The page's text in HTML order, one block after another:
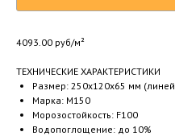
4093.00 руб/м²
ТЕХНИЧЕСКИЕ ХАРАКТЕРИСТИКИ
Размер: 250х120х65 мм
Марка: М150
Морозостойкость: F100
Водопоглощение: до 10%